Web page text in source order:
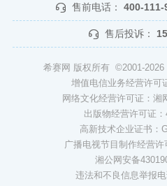
售前电话： 400-111-
售后投诉：
希赛网 版权所有 ©2001-
增值电信业务经营许可
网络文化经营许可证：湘
出版物经营许可证
高新技术企业证书：
广播电视节目制作经营
湘公网安备
违法和不良信息举报